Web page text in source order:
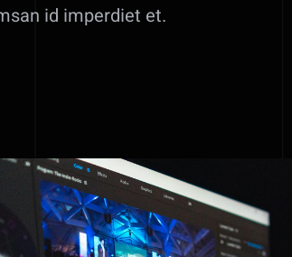
id imperdiet et.